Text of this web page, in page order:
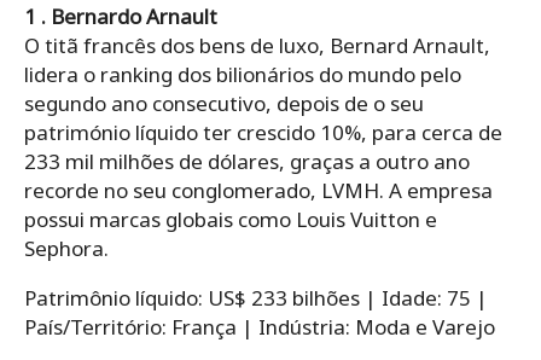
1 . Bernardo Arnault
O titã francês dos bens de luxo, Bernard Arnault,
lidera o ranking dos bilionários do mundo pelo
segundo ano consecutivo, depois de o seu
património líquido ter crescido 10%, para cerca de
233 mil milhões de dólares, graças a outro ano
recorde no seu conglomerado, LVMH. A empresa
possui marcas globais como Louis Vuitton e
Sephora.
Patrimônio líquido: US$ 233 bilhões | Idade: 75 |
País/Território: França | Indústria: Moda e Varejo